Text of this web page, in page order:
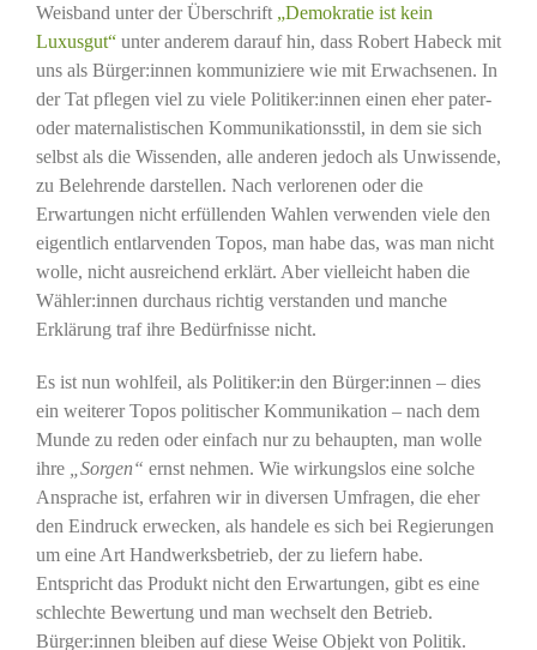
Weisband unter der Überschrift „Demokratie ist kein
Luxusgut“unter anderem darauf hin, dass Robert Habeck mit
uns als Bürger:innen kommuniziere wie mit Erwachsenen. In
der Tat pflegen viel zu viele Politiker:innen einen eher pater-
oder maternalistischen Kommunikationsstil, in dem sie sich
selbst als die Wissenden, alle anderen jedoch als Unwissende,
zu Belehrende darstellen. Nach verlorenen oder die
Erwartungen nicht erfüllenden Wahlen verwenden viele den
eigentlich entlarvenden Topos, man habe das, was man nicht
wolle, nicht ausreichend erklärt. Aber vielleicht haben die
Wähler:innen durchaus richtig verstanden und manche
Erklärung traf ihre Bedürfnisse nicht.
Es ist nun wohlfeil, als Politiker:in den Bürger:innen – dies
ein weiterer Topos politischer Kommunikation – nach dem
Munde zu reden oder einfach nur zu behaupten, man wolle
ihre
„Sorgen“ ernst nehmen. Wie wirkungslos eine solche
Ansprache ist, erfahren wir in diversen Umfragen, die eher
den Eindruck erwecken, als handele es sich bei Regierungen
um eine Art Handwerksbetrieb, der zu liefern habe.
Entspricht das Produkt nicht den Erwartungen, gibt es eine
schlechte Bewertung und man wechselt den Betrieb.
Bürger:innen bleiben auf diese Weise Objekt von Politik.